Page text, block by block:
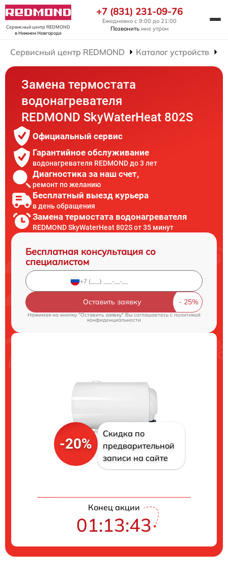
Сервисный центр REDMOND
в Нижнем Новгороде
+7 (831) 231-09-76
Ежедневно с 9:00 до 21:00
Позвонить мне утром
Сервисный центр REDMOND Каталог устройств
Замена термостата
водонагревателя
REDMOND SkyWaterHeat 802S
Официальный сервис
Гарантийное обслуживание
водонагревателя REDMOND до 3 лет
Диагностика за наш счет,
ремонт по желанию
Бесплатный выезд курьера
в день обращения
Замена термостата водонагревателя
REDMOND SkyWaterHeat 802S от 35 минут
Бесплатная консультация со
специалистом
Оставить заявку
Нажимая на кнопку "Оставить заявку" Вы соглашаетесь c политикой
конфиденциальности
-20%
Скидка по
предварительной
записи на сайте
Конец акции
01:13:42